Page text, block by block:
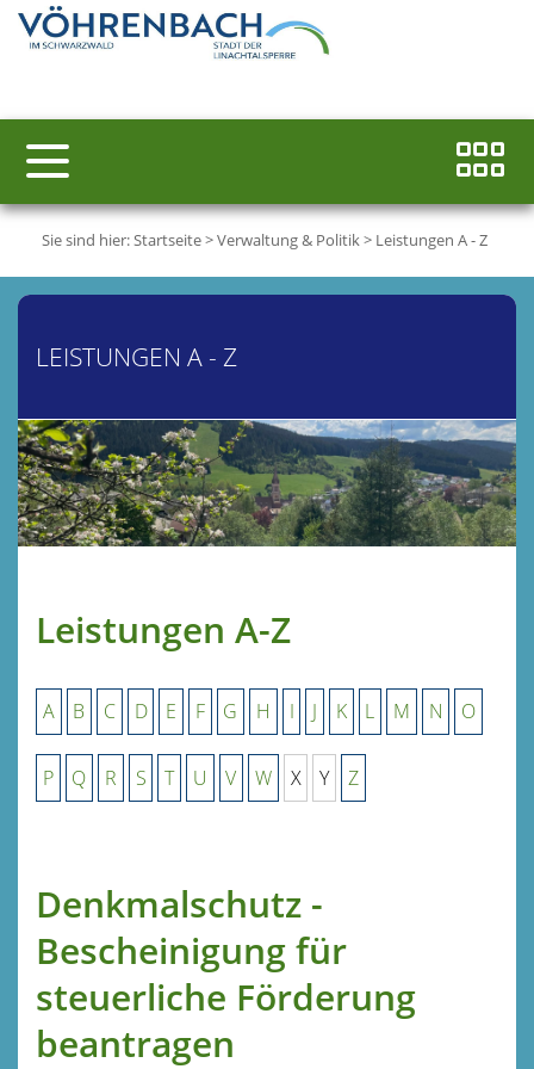
Sie sind hier:Startseite>Verwaltung & Politik> Leistungen A - Z
LEISTUNGEN A - Z
Leistungen A-Z
A B C D E F G H I J K L M N O
P Q R S T U V W X Y Z
Denkmalschutz -
Bescheinigung für
steuerliche Förderung
beantragen